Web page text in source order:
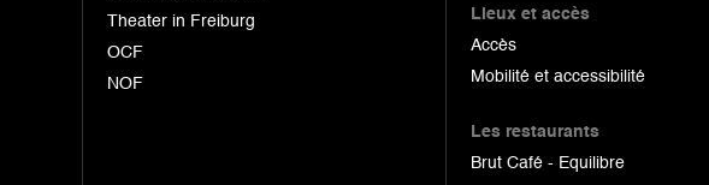
Theater in Freiburg
OCF
NOF
Lieux et accès
Accès
Mobilité et accessibilité
Les restaurants
Brut Café - Equilibre